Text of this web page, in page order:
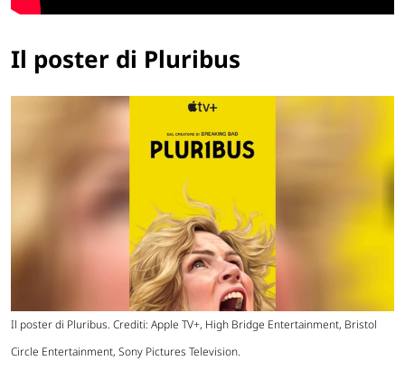
Il poster di Pluribus
Il poster di Pluribus. Crediti: Apple TV+, High Bridge Entertainment, Bristol
Circle Entertainment, Sony Pictures Television.